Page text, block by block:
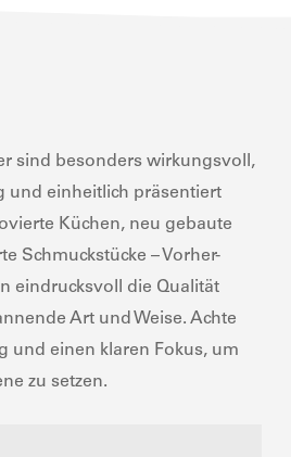
sind besonders wirkungsvoll,
und einheitlich präsentiert
Küchen, neu gebaute
Schmuckstücke – Vorher-
eindrucksvoll die Qualität
Art und Weise. Achte
und einen klaren Fokus, um
zu setzen.